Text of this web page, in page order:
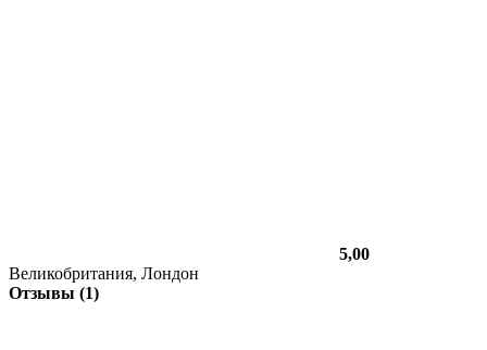
5,00
Великобритания, Лондон
Отзывы (1)